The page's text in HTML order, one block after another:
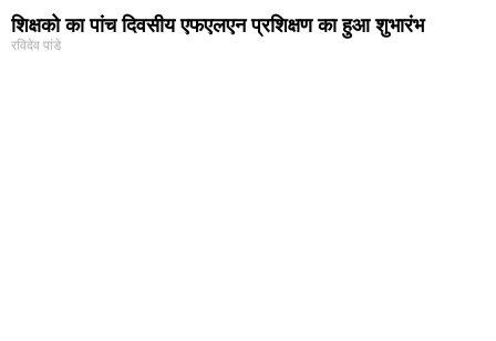
शिक्षको का पांच दिवसीय एफएलएन प्रशिक्षण का हुआ शुभारंभ
रविदेव पांडे